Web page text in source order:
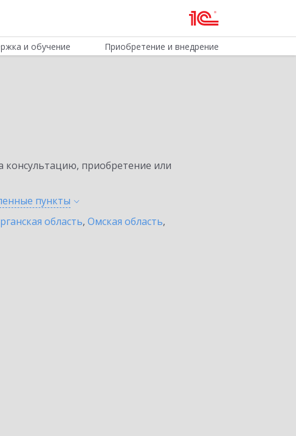
и обучение Приобретение и внедрение
приобретение или
пункты
область, Омская область,